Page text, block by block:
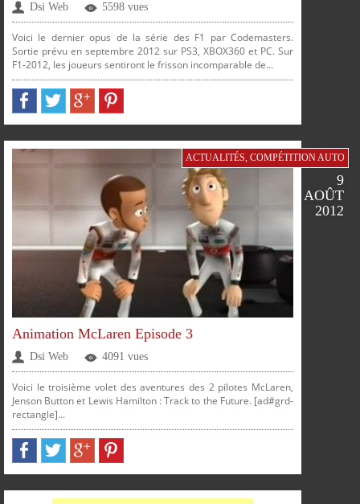
PARTAGERPARTAGERPARTAGERPARTAGER
Dsi Web 5598 vues
Voici le dernier opus de la série des F1 par Codemasters.
Sortie prévu en septembre 2012 sur PS3, XBOX360 et PC. Sur
F1-2012, les joueurs sentiront le frisson incomparable de...
PARTAGERPARTAGERPARTAGERPARTAGER
ACTUALITÉS, COMPÉTITION AUTO
9
AOÛT
2012
Animation McLaren Episode 3
Dsi Web 4091 vues
Voici le troisième volet des aventures des 2 pilotes McLaren,
Jenson Button et Lewis Hamilton : Track to the Future. [ad#grd-
rectangle]...